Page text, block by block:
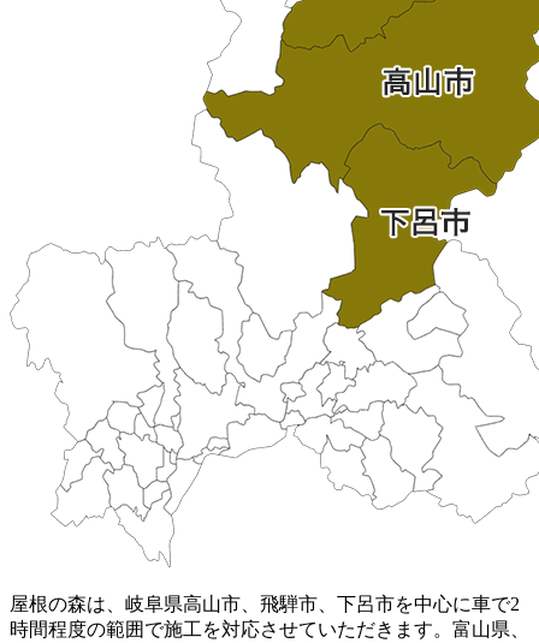
屋根の森は、岐阜県高山市、飛騨市、下呂市を中心に車で2
時間程度の範囲で施工を対応させていただきます。富山県、